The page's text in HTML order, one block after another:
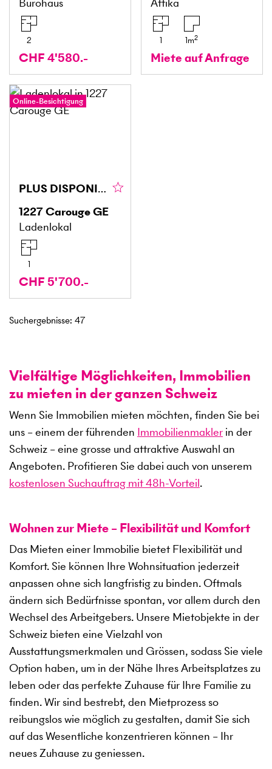
2
CHF 4'580.-
1 1m2
Miete auf Anfrage
Online-Besichtigung
PLUS DISPONIBLE
1227Carouge GE
Ladenlokal
1
CHF 5'700.-
Suchergebnisse: 47
Vielfältige Möglichkeiten, Immobilien
zu mieten in der ganzen Schweiz
Wenn Sie Immobilien mieten möchten, finden Sie bei
uns – einem der führenden Immobilienmakler in der
Schweiz – eine grosse und attraktive Auswahl an
Angeboten. Profitieren Sie dabei auch von unserem
kostenlosen Suchauftrag mit 48h-Vorteil.
Wohnen zur Miete – Flexibilität und Komfort
Das Mieten einer Immobilie bietet Flexibilität und
Komfort. Sie können Ihre Wohnsituation jederzeit
anpassen ohne sich langfristig zu binden. Oftmals
ändern sich Bedürfnisse spontan, vor allem durch den
Wechsel des Arbeitgebers. Unsere Mietobjekte in der
Schweiz bieten eine Vielzahl von
Ausstattungsmerkmalen und Grössen, sodass Sie viele
Option haben, um in der Nähe Ihres Arbeitsplatzes zu
leben oder das perfekte Zuhause für Ihre Familie zu
finden. Wir sind bestrebt, den Mietprozess so
reibungslos wie möglich zu gestalten, damit Sie sich
auf das Wesentliche konzentrieren können – Ihr
neues Zuhause zu geniessen.